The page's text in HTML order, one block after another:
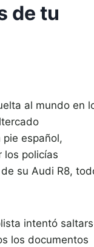
de tu
al mundo en
español,
los policías
su Audi R8,
intentó
los documentos